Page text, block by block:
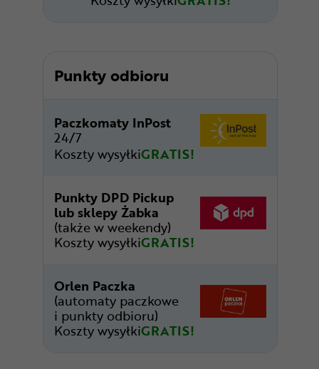
Punkty odbioru
Paczkomaty InPost
24/7
Koszty wysyłkiGRATIS!
Punkty DPD Pickup
lub sklepy Żabka
(także w weekendy)
Koszty wysyłkiGRATIS!
Orlen Paczka
(automaty paczkowe
i punkty odbioru)
Koszty wysyłkiGRATIS!